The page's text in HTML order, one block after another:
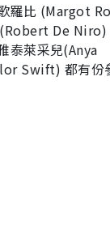
羅比 (Margot
De Niro)
泰萊采兒(Anya
Swift) 都有份